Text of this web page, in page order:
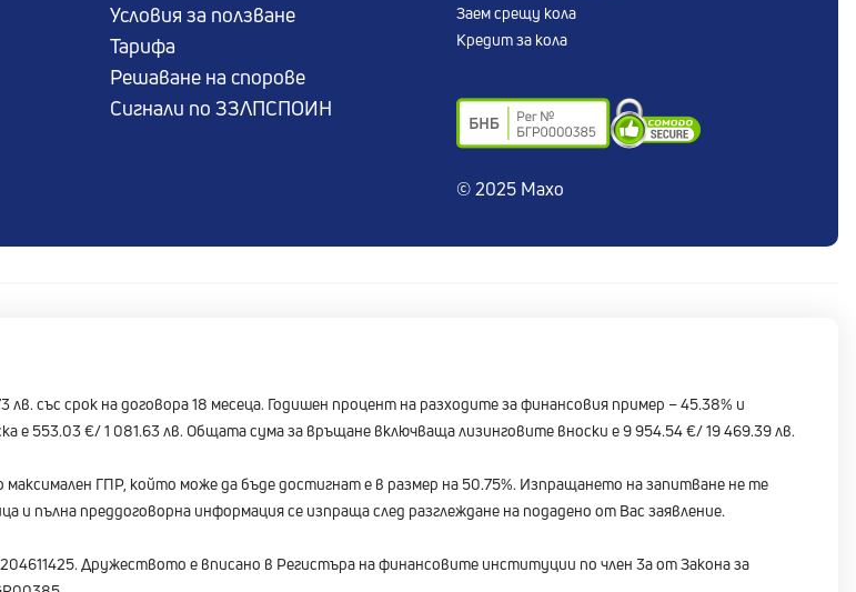
Условия за ползване
Тарифа
Решаване на спорове
Сигнали по ЗЗЛПСПОИН
Заем срещу кола
Кредит за кола
© 2025 Maxo
със срок на договора 18 месеца. Годишен процент на разходите за финансовия пример – 45.38% и
е 553.03 €/ 1 081.63 лв. Общата сума за връщане включваща лизинговите вноски е 9 954.54 €/ 19 469.39 лв.
ГПР, който може да бъде достигнат е в размер на 50.75%. Изпращането на запитване не те
и пълна преддоговорна информация се изпраща след разглеждане на подадено от Вас заявление.
Дружеството е вписано в Регистъра на финансовите институции по член 3а от Закона за